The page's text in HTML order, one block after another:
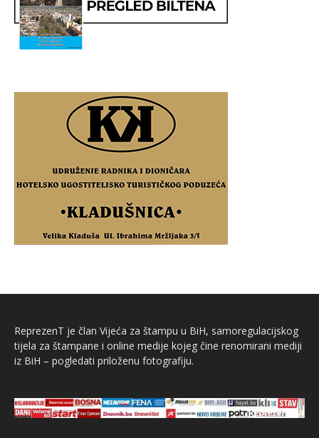
ReprezenT je član Vijeća za štampu u BiH, samoregulacijskog
tijela za štampane i online medije kojeg čine renomirani mediji
iz BiH – pogledati priloženu fotografiju.